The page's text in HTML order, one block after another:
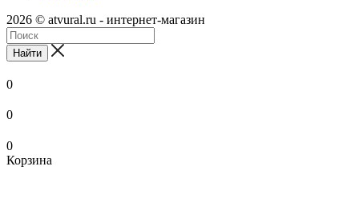
2026 © atvural.ru - интернет-магазин
Найти
0
0
0
Корзина